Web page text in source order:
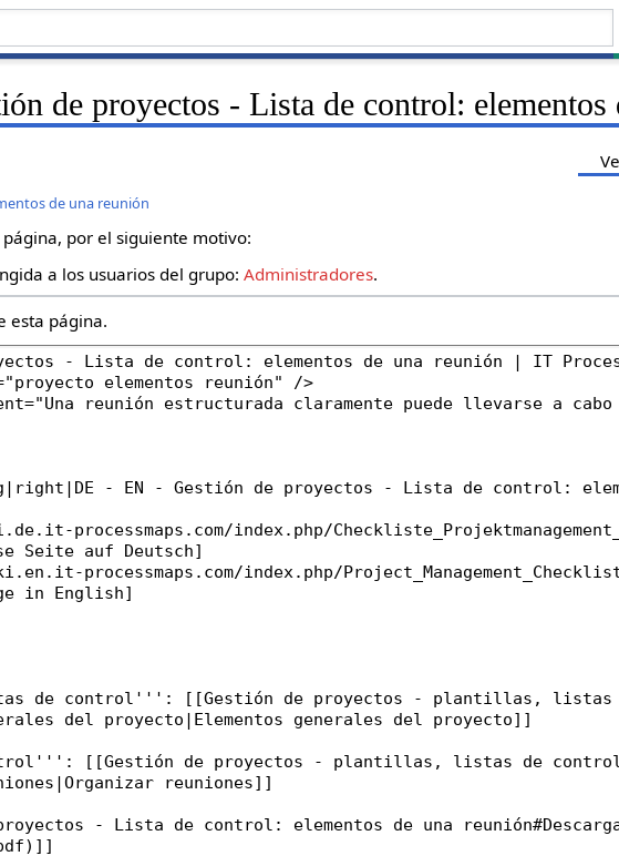
de proyectos - Lista de control: elementos
de una reunión
por el siguiente motivo:
a los usuarios del grupo:Administradores.
esta página.